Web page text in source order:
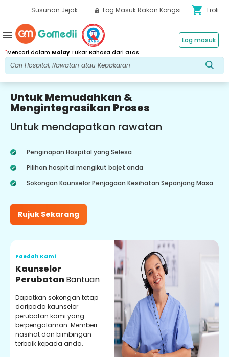
Susunan Jejak Log Masuk Rakan Kongsi shopping_cart Troli
*Mencari dalam MalayTukar Bahasa dari atas.
Log masuk
menu
Untuk Memudahkan &
Mengintegrasikan Proses
Untuk mendapatkan rawatan
Penginapan Hospital yang Selesa
Pilihan hospital mengikut bajet anda
Sokongan Kaunselor Penjagaan Kesihatan Sepanjang Masa
Rujuk Sekarang
Faedah Kami
Kaunselor
PerubatanBantuan
Dapatkan sokongan tetap
daripada kaunselor
perubatan kami yang
berpengalaman. Memberi
nasihat dan bimbingan
terbaik kepada anda.